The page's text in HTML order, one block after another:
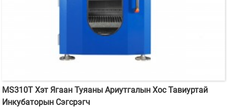
MS310T Хэт Ягаан Туяаны Ариутгалын Хос Тавиуртай
Инкубаторын Сэгсрэгч